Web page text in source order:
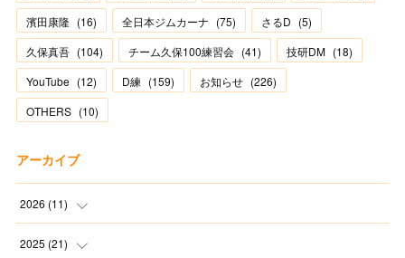
濱田康隆 (16) 全日本ジムカーナ (75) さるD (5)
久保真吾 (104) チーム久保100練習会 (41) 技研DM (18)
YouTube (12) D練 (159) お知らせ (226)
OTHERS (10)
アーカイブ
2026 (11)
(2
2025 (21)